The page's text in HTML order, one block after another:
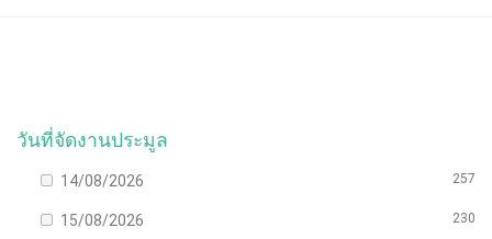
วันที่จัดงานประมูล
14/08/2026 257
15/08/2026 230